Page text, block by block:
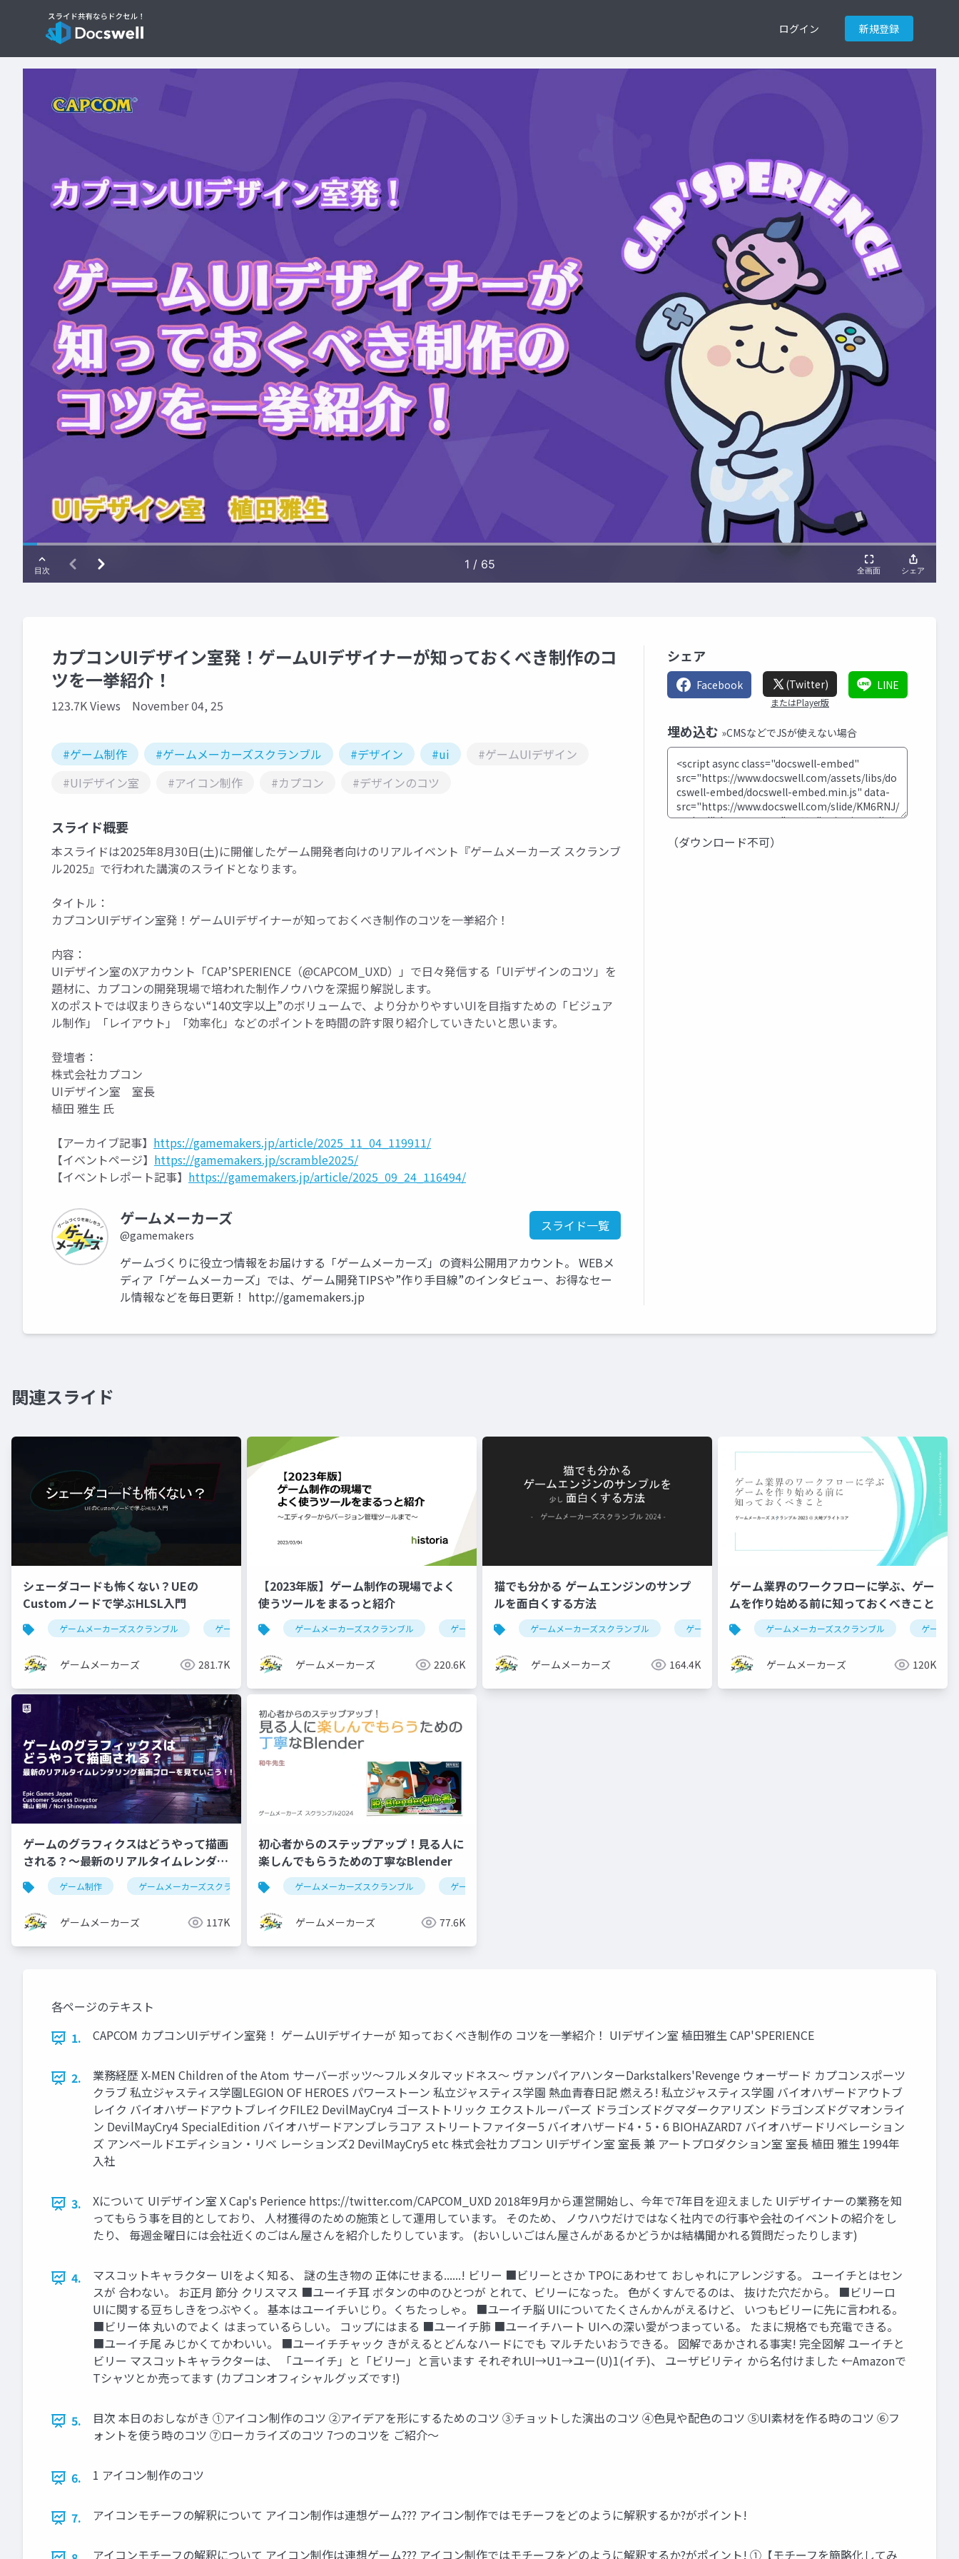
ログイン 新規登録
カプコンUIデザイン室発！ゲームUIデザイナーが知っておくべき制作のコ
ツを一挙紹介！
123.7K Views November 04, 25
#ゲーム制作 #ゲームメーカーズスクランブル #デザイン #ui
#ゲームUIデザイン
#UIデザイン室
#アイコン制作 #カプコン #デザインのコツ
スライド概要
本スライドは2025年8月30日(土)に開催したゲーム開発者向けのリアルイベント『ゲームメーカーズ スクランブ
ル2025』で行われた講演のスライドとなります。
タイトル：
カプコンUIデザイン室発！ゲームUIデザイナーが知っておくべき制作のコツを一挙紹介！
内容：
UIデザイン室のXアカウント「CAP’SPERIENCE（@CAPCOM_UXD）」で日々発信する「UIデザインのコツ」を
題材に、カプコンの開発現場で培われた制作ノウハウを深掘り解説します。
Xのポストでは収まりきらない“140文字以上”のボリュームで、より分かりやすいUIを目指すための「ビジュア
ル制作」「レイアウト」「効率化」などのポイントを時間の許す限り紹介していきたいと思います。
登壇者：
株式会社カプコン
UIデザイン室 室長
植田 雅生 氏
【アーカイブ記事】 https://gamemakers.jp/article/2025_11_04_119911/
【イベントページ】 https://gamemakers.jp/scramble2025/
【イベントレポート記事】 https://gamemakers.jp/article/2025_09_24_116494/
ゲームメーカーズ
@gamemakers
スライド一覧
ゲームづくりに役立つ情報をお届けする「ゲームメーカーズ」の資料公開用アカウント。 WEBメ
ディア「ゲームメーカーズ」では、ゲーム開発TIPSや”作り手目線”のインタビュー、お得なセー
ル情報などを毎日更新！ http://gamemakers.jp
シェア
Facebook (Twitter)
またはPlayer版
LINE
埋め込む »CMSなどでJSが使えない場合
（ダウンロード不可）
関連スライド
シェーダコードも怖くない？UEの
Customノードで学ぶHLSL入門
ゲームメーカーズスクランブル ゲーム制作 ue5 シェーダー
ゲームメーカーズ 281.7K
【2023年版】ゲーム制作の現場でよく
使うツールをまるっと紹介
ゲームメーカーズスクランブル ゲーム制作 ツール紹介
ゲームメーカーズ 220.6K
猫でも分かる ゲームエンジンのサンプ
ルを面白くする方法
ゲームメーカーズスクランブル ゲーム制作 ゲームエンジン
ゲームメーカーズ 164.4K
ゲーム業界のワークフローに学ぶ、ゲー
ムを作り始める前に知っておくべきこと
ゲームメーカーズスクランブル ゲーム制
ゲームメーカーズ 120K
ゲームのグラフィクスはどうやって描画
される？～最新のリアルタイムレンダリ
ング描画フローを見ていこう！～
ゲーム制作 ゲームメーカーズスクランブル レンダリング cg グラフィックス
ゲームメーカーズ 117K
初心者からのステップアップ！見る人に
楽しんでもらうための丁寧なBlender
ゲームメーカーズスクランブル ゲーム制作
ゲームメーカーズ 77.6K
各ページのテキスト
1.
CAPCOM カプコンUIデザイン室発！ ゲームUIデザイナーが 知っておくべき制作の コツを一挙紹介！ UIデザイン室 植田雅生 CAP'SPERIENCE
2.
業務経歴 X-MEN Children of the Atom サーバーボッツ〜フルメタルマッドネス〜 ヴァンパイアハンターDarkstalkers'Revenge ウォーザード カプコンスポーツ
クラブ 私立ジャスティス学園LEGION OF HEROES パワーストーン 私立ジャスティス学園 熱血青春日記 燃えろ! 私立ジャスティス学園 バイオハザードアウトブ
レイク バイオハザードアウトブレイクFILE2 DevilMayCry4 ゴーストトリック エクストルーパーズ ドラゴンズドグマダークアリズン ドラゴンズドグマオンライ
ン DevilMayCry4 SpecialEdition バイオハザードアンブレラコア ストリートファイター5 バイオハザード4・5・6 BIOHAZARD7 バイオハザードリベレーション
ズ アンベールドエディション・リベ レーションズ2 DevilMayCry5 etc 株式会社カプコン UIデザイン室 室長 兼 アートプロダクション室 室長 植田 雅生 1994年
入社
3.
Xについて UIデザイン室 X Cap's Perience https://twitter.com/CAPCOM_UXD 2018年9月から運営開始し、今年で7年目を迎えました UIデザイナーの業務を知
ってもらう事を目的としており、 人材獲得のための施策として運用しています。 そのため、 ノウハウだけではなく社内での行事や会社のイベントの紹介をし
たり、 毎週金曜日には会社近くのごはん屋さんを紹介したりしています。 (おいしいごはん屋さんがあるかどうかは結構聞かれる質問だったりします)
4.
マスコットキャラクター UIをよく知る、 謎の生き物の 正体にせまる......! ビリー ■ビリーとさか TPOにあわせて おしゃれにアレンジする。 ユーイチとはセン
スが 合わない。 お正月 節分 クリスマス ■ユーイチ耳 ボタンの中のひとつが とれて、ビリーになった。 色がくすんでるのは、 抜けた穴だから。 ■ビリーロ
UIに関する豆ちしきをつぶやく。 基本はユーイチいじり。くちたっしゃ。 ■ユーイチ脳 UIについてたくさんかんがえるけど、 いつもビリーに先に言われる。
■ビリー体 丸いのでよく はまっているらしい。 コップにはまる ■ユーイチ肺 ■ユーイチハート UIへの深い愛がつまっている。 たまに規格でも充電できる。
■ユーイチ尾 みじかくてかわいい。 ■ユーイチチャック きがえるとどんなハードにでも マルチたいおうできる。 図解であかされる事実! 完全図解 ユーイチと
ビリー マスコットキャラクターは、 「ユーイチ」と「ビリー」と言います それぞれUI→U1→ユー(U)1(イチ)、 ユーザビリティ から名付けました ←Amazonで
Tシャツとか売ってます (カプコンオフィシャルグッズです!)
5.
目次 本日のおしながき ①アイコン制作のコツ ②アイデアを形にするためのコツ ③チョットした演出のコツ ④色見や配色のコツ ⑤UI素材を作る時のコツ ⑥フ
ォントを使う時のコツ ⑦ローカライズのコツ 7つのコツを ご紹介〜
6. 1 アイコン制作のコツ
7. アイコンモチーフの解釈について アイコン制作は連想ゲーム??? アイコン制作ではモチーフをどのように解釈するか?がポイント!
アイコンモチーフの解釈について アイコン制作は連想ゲーム??? アイコン制作ではモチーフをどのように解釈するか?がポイント! ①【モチーフを簡略化してみ